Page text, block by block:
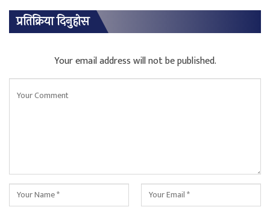
प्रतिक्रिया दिनुहोस
Your email address will not be published.